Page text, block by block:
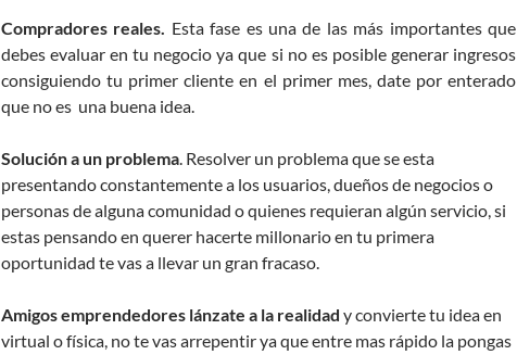
Compradores reales. Esta fase es una de las más importantes que
debes evaluar en tu negocio ya que si no es posible generar ingresos
consiguiendo tu primer cliente en el primer mes, date por enterado
que no es una buena idea.
Solución a un problema. Resolver un problema que se esta
presentando constantemente a los usuarios, dueños de negocios o
personas de alguna comunidad o quienes requieran algún servicio, si
estas pensando en querer hacerte millonario en tu primera
oportunidad te vas a llevar un gran fracaso.
Amigos emprendedores lánzate a la realidad y convierte tu idea en
virtual o física, no te vas arrepentir ya que entre mas rápido la pongas